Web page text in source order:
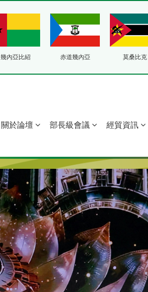
幾內亞比紹 赤道幾內亞 莫桑比克
關於論壇 部長級會議 經貿資訊